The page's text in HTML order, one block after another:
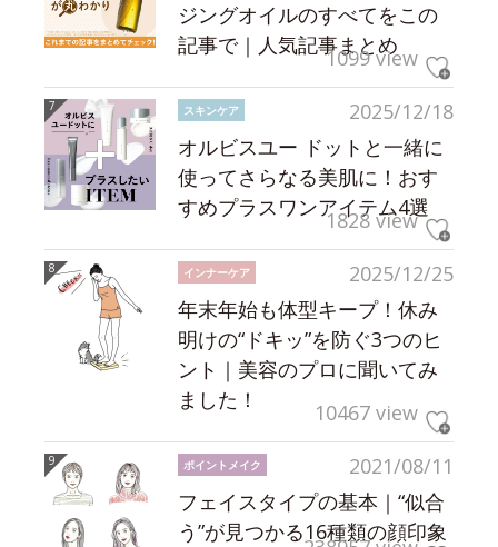
ジングオイルのすべてをこの
記事で｜人気記事まとめ
1099 view
2025/12/18
スキンケア
オルビスユー ドットと一緒に
使ってさらなる美肌に！おす
すめプラスワンアイテム4選
1828 view
2025/12/25
インナーケア
年末年始も体型キープ！休み
明けの“ドキッ”を防ぐ3つのヒ
ント｜美容のプロに聞いてみ
ました！
10467 view
2021/08/11
ポイントメイク
フェイスタイプの基本｜“似合
う”が見つかる16種類の顔印象